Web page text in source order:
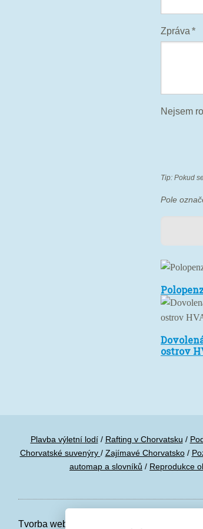
Zpráva *
Nejsem
Tip: Pokud
Pole
za
ostrov
na
Plavba výletní lodí/ Rafting v Chorvatsku /
Chorvatské suvenýry / Zajímavé Chorvatsko/
automap a slovníků / Reprodukce
Tvorba webových stránek